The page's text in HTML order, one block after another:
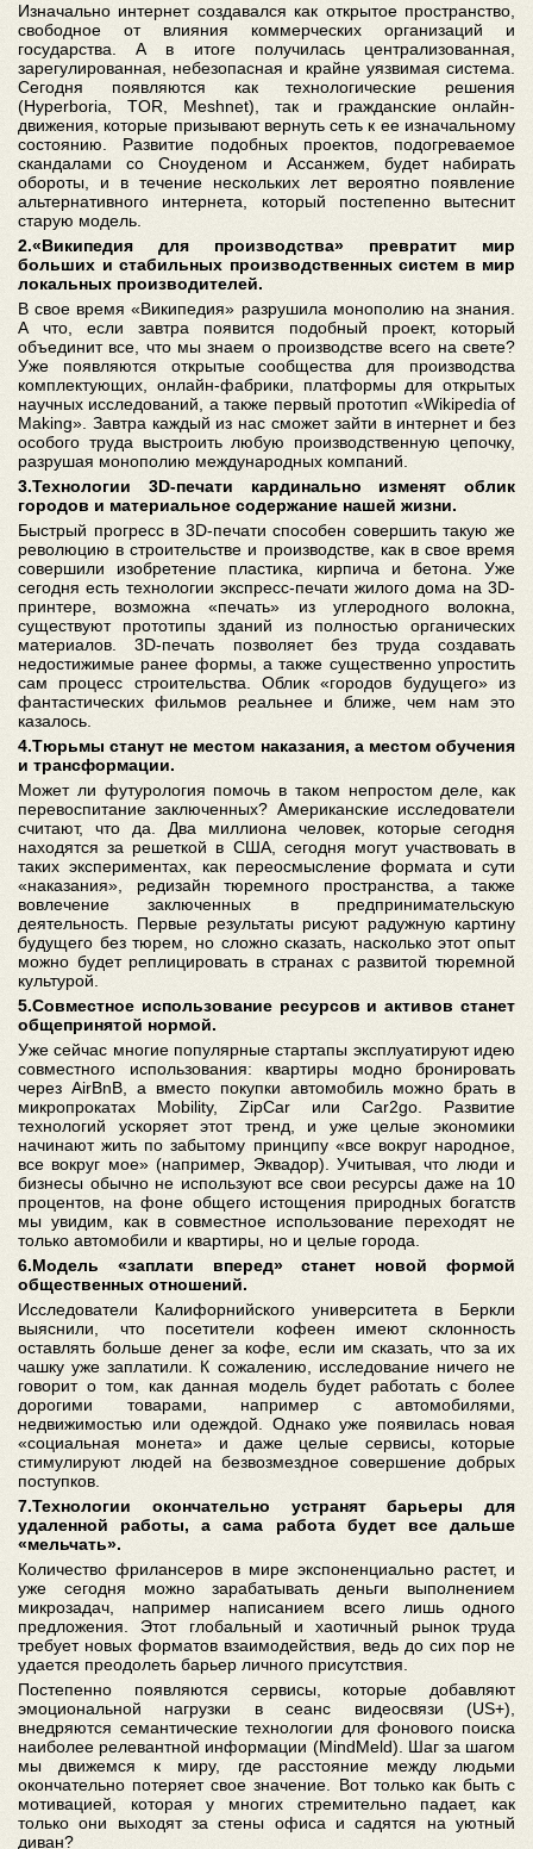
Изначально интернет создавался как открытое пространство,
свободное от влияния коммерческих организаций и
государства. А в итоге получилась централизованная,
зарегулированная, небезопасная и крайне уязвимая система.
Сегодня появляются как технологические решения
(Hyperboria, TOR, Meshnet), так и гражданские онлайн-
движения, которые призывают вернуть сеть к ее изначальному
состоянию. Развитие подобных проектов, подогреваемое
скандалами со Сноуденом и Ассанжем, будет набирать
обороты, и в течение нескольких лет вероятно появление
альтернативного интернета, который постепенно вытеснит
старую модель.
2.«Википедия для производства» превратит мир
больших и стабильных производственных систем в мир
локальных производителей.
В свое время «Википедия» разрушила монополию на знания.
А что, если завтра появится подобный проект, который
объединит все, что мы знаем о производстве всего на свете?
Уже появляются открытые сообщества для производства
комплектующих, онлайн-фабрики, платформы для открытых
научных исследований, а также первый прототип «Wikipedia of
Making». Завтра каждый из нас сможет зайти в интернет и без
особого труда выстроить любую производственную цепочку,
разрушая монополию международных компаний.
3.Технологии 3D-печати кардинально изменят облик
городов и материальное содержание нашей жизни.
Быстрый прогресс в 3D-печати способен совершить такую же
революцию в строительстве и производстве, как в свое время
совершили изобретение пластика, кирпича и бетона. Уже
сегодня есть технологии экспресс-печати жилого дома на 3D-
принтере, возможна «печать» из углеродного волокна,
существуют прототипы зданий из полностью органических
материалов. 3D-печать позволяет без труда создавать
недостижимые ранее формы, а также существенно упростить
сам процесс строительства. Облик «городов будущего» из
фантастических фильмов реальнее и ближе, чем нам это
казалось.
4.Тюрьмы станут не местом наказания, а местом обучения
и трансформации.
Может ли футурология помочь в таком непростом деле, как
перевоспитание заключенных? Американские исследователи
считают, что да. Два миллиона человек, которые сегодня
находятся за решеткой в США, сегодня могут участвовать в
таких экспериментах, как переосмысление формата и сути
«наказания», редизайн тюремного пространства, а также
вовлечение заключенных в предпринимательскую
деятельность. Первые результаты рисуют радужную картину
будущего без тюрем, но сложно сказать, насколько этот опыт
можно будет реплицировать в странах с развитой тюремной
культурой.
5.Совместное использование ресурсов и активов станет
общепринятой нормой.
Уже сейчас многие популярные стартапы эксплуатируют идею
совместного использования: квартиры модно бронировать
через AirBnB, а вместо покупки автомобиль можно брать в
микропрокатах Mobility, ZipCar или Car2go. Развитие
технологий ускоряет этот тренд, и уже целые экономики
начинают жить по забытому принципу «все вокруг народное,
все вокруг мое» (например, Эквадор). Учитывая, что люди и
бизнесы обычно не используют все свои ресурсы даже на 10
процентов, на фоне общего истощения природных богатств
мы увидим, как в совместное использование переходят не
только автомобили и квартиры, но и целые города.
6.Модель «заплати вперед» станет новой формой
общественных отношений.
Исследователи Калифорнийского университета в Беркли
выяснили, что посетители кофеен имеют склонность
оставлять больше денег за кофе, если им сказать, что за их
чашку уже заплатили. К сожалению, исследование ничего не
говорит о том, как данная модель будет работать с более
дорогими товарами, например с автомобилями,
недвижимостью или одеждой. Однако уже появилась новая
«социальная монета» и даже целые сервисы, которые
стимулируют людей на безвозмездное совершение добрых
поступков.
7.Технологии окончательно устранят барьеры для
удаленной работы, а сама работа будет все дальше
«мельчать».
Количество фрилансеров в мире экспоненциально растет, и
уже сегодня можно зарабатывать деньги выполнением
микрозадач, например написанием всего лишь одного
предложения. Этот глобальный и хаотичный рынок труда
требует новых форматов взаимодействия, ведь до сих пор не
удается преодолеть барьер личного присутствия.
Постепенно появляются сервисы, которые добавляют
эмоциональной нагрузки в сеанс видеосвязи (US+),
внедряются семантические технологии для фонового поиска
наиболее релевантной информации (MindMeld). Шаг за шагом
мы движемся к миру, где расстояние между людьми
окончательно потеряет свое значение. Вот только как быть с
мотивацией, которая у многих стремительно падает, как
только они выходят за стены офиса и садятся на уютный
диван?